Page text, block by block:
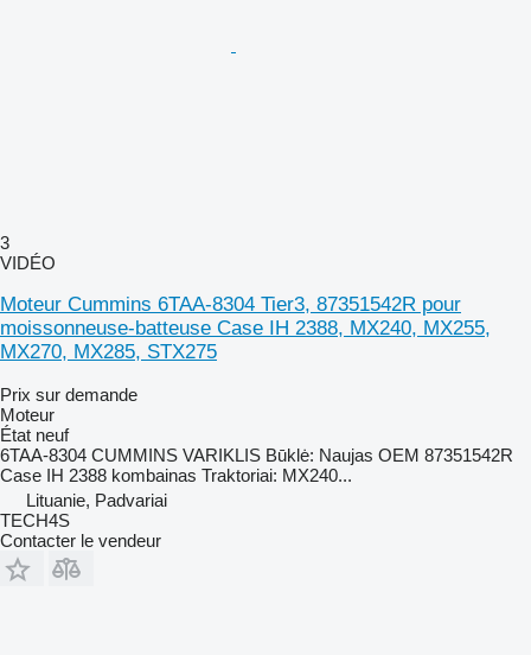
3
VIDÉO
Moteur Cummins 6TAA-8304 Tier3, 87351542R pour
moissonneuse-batteuse Case IH 2388, MX240, MX255,
MX270, MX285, STX275
Prix sur demande
Moteur
État neuf
6TAA-8304 CUMMINS VARIKLIS Būklė: Naujas OEM 87351542R
Case IH 2388 kombainas Traktoriai: MX240...
Lituanie, Padvariai
TECH4S
Contacter le vendeur